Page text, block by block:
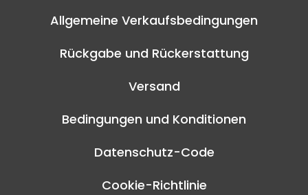
Allgemeine Verkaufsbedingungen
Rückgabe und Rückerstattung
Versand
Bedingungen und Konditionen
Datenschutz-Code
Cookie-Richtlinie